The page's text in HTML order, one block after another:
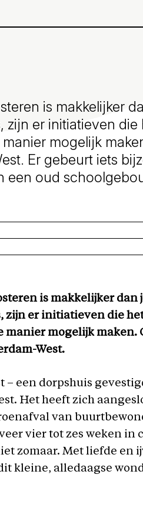
is makkelijker
zijn er initiatieven die
mogelijk
Er gebeurt iets
een oud
is makkelijker dan
zijn er initiatieven die
manier mogelijk maken.
West.
– een dorpshuis
Het heeft zich
van
vier tot zes weken in
zomaar. Met liefde en
kleine, alledaagse